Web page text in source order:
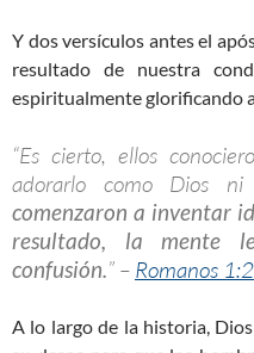
Y dos versículos antes el
resultado de nuestra
espiritualmente glorificando
“Es cierto, ellos
adorarlo como Dios ni
comenzaron a inventar
resultado, la mente
confusión.” – Romanos
A lo largo de la historia,